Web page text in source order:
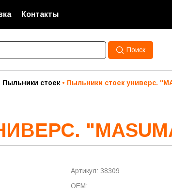
Контакты
Поиск
Пыльники стоек Пыльники стоек универс.
Артикул: 38309
OEM: